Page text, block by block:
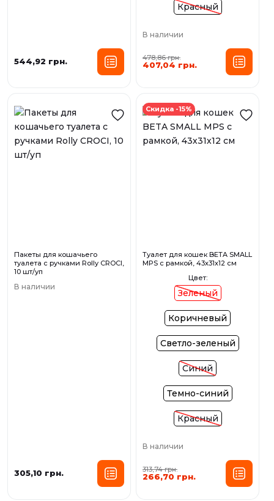
544,92 грн.
Красный
В наличии
478,86 грн.
407,04 грн.
Пакеты для кошачьего
туалета с ручками Rolly CROCI,
10 шт/уп
В наличии
305,10 грн.
Скидка -15%
Туалет для кошек BETA SMALL
MPS с рамкой, 43х31х12 см
Цвет:
Зеленый
Коричневый
Светло-зеленый
Синий
Темно-синий
Красный
В наличии
313,74 грн.
266,70 грн.